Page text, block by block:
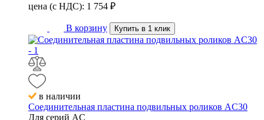
цена (с НДС): 1 754 ₽
В корзину Купить в 1 клик
в наличии
Соединительная пластина подвильных роликов AC30
Для серий AC